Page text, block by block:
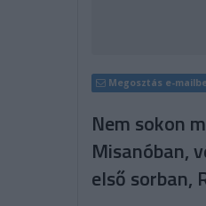
Megosztás e-
Nem sokon
Misanóban,
első sorban,